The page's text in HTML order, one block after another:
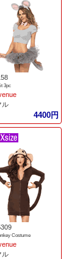
3pc
ル
4400円
Costume
ル